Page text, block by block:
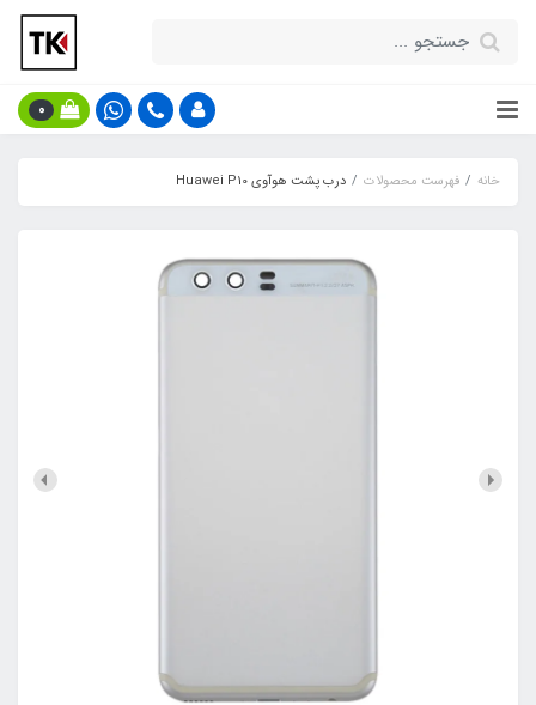
0
خانه فهرست محصولات درب پشت هوآوی Huawei P10